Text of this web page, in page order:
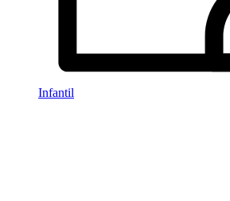
Infantil